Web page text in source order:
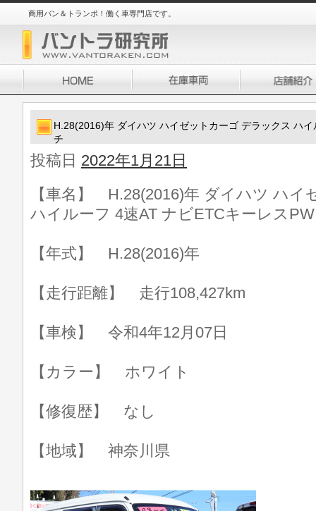
商用バン＆トランポ！働く車専門店です。
H.28(2016)年 ダイハツ ハイゼットカーゴ デラックス ハ
チ
投稿日 2022年1月21日
【車名】 H.28(2016)年 ダイハツ ハイ
ハイルーフ 4速AT ナビETCキーレス
【年式】 H.28(2016)年
【走行距離】 走行108,427km
【車検】 令和4年12月07日
【カラー】 ホワイト
【修復歴】 なし
【地域】 神奈川県